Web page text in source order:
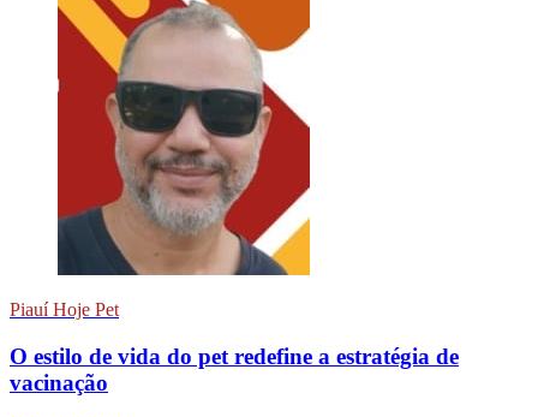
Piauí Hoje Pet
O estilo de vida do pet redefine a estratégia de
vacinação